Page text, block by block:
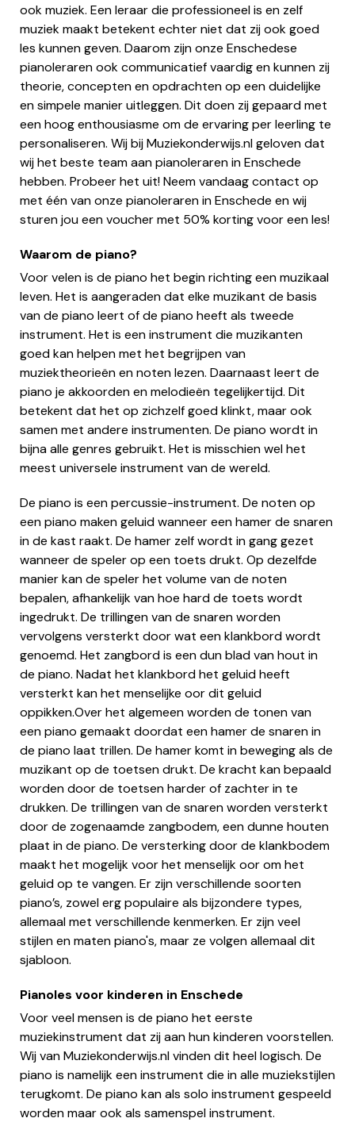
ook muziek. Een leraar die professioneel is en zelf
muziek maakt betekent echter niet dat zij ook goed
les kunnen geven. Daarom zijn onze Enschedese
pianoleraren ook communicatief vaardig en kunnen zij
theorie, concepten en opdrachten op een duidelijke
en simpele manier uitleggen. Dit doen zij gepaard met
een hoog enthousiasme om de ervaring per leerling te
personaliseren. Wij bij Muziekonderwijs.nl geloven dat
wij het beste team aan pianoleraren in Enschede
hebben. Probeer het uit! Neem vandaag contact op
met één van onze pianoleraren in Enschede en wij
sturen jou een voucher met 50% korting voor een les!
Waarom de piano?
Voor velen is de piano het begin richting een muzikaal
leven. Het is aangeraden dat elke muzikant de basis
van de piano leert of de piano heeft als tweede
instrument. Het is een instrument die muzikanten
goed kan helpen met het begrijpen van
muziektheorieën en noten lezen. Daarnaast leert de
piano je akkoorden en melodieën tegelijkertijd. Dit
betekent dat het op zichzelf goed klinkt, maar ook
samen met andere instrumenten. De piano wordt in
bijna alle genres gebruikt. Het is misschien wel het
meest universele instrument van de wereld.
De piano is een percussie-instrument. De noten op
een piano maken geluid wanneer een hamer de snaren
in de kast raakt. De hamer zelf wordt in gang gezet
wanneer de speler op een toets drukt. Op dezelfde
manier kan de speler het volume van de noten
bepalen, afhankelijk van hoe hard de toets wordt
ingedrukt. De trillingen van de snaren worden
vervolgens versterkt door wat een klankbord wordt
genoemd. Het zangbord is een dun blad van hout in
de piano. Nadat het klankbord het geluid heeft
versterkt kan het menselijke oor dit geluid
oppikken.Over het algemeen worden de tonen van
een piano gemaakt doordat een hamer de snaren in
de piano laat trillen. De hamer komt in beweging als de
muzikant op de toetsen drukt. De kracht kan bepaald
worden door de toetsen harder of zachter in te
drukken. De trillingen van de snaren worden versterkt
door de zogenaamde zangbodem, een dunne houten
plaat in de piano. De versterking door de klankbodem
maakt het mogelijk voor het menselijk oor om het
geluid op te vangen. Er zijn verschillende soorten
piano’s, zowel erg populaire als bijzondere types,
allemaal met verschillende kenmerken. Er zijn veel
stijlen en maten piano's, maar ze volgen allemaal dit
sjabloon.
Pianoles voor kinderen in Enschede
Voor veel mensen is de piano het eerste
muziekinstrument dat zij aan hun kinderen voorstellen.
Wij van Muziekonderwijs.nl vinden dit heel logisch. De
piano is namelijk een instrument die in alle muziekstijlen
terugkomt. De piano kan als solo instrument gespeeld
worden maar ook als samenspel instrument.